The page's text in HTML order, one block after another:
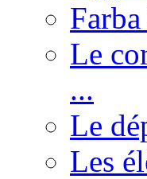
Le
...
Le
Les